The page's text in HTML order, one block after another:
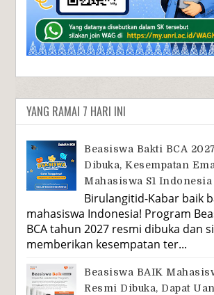
YANG RAMAI 7 HARI INI
Beasiswa Bakti BCA
Dibuka, Kesempatan
Mahasiswa S1 Indonesia
Birulangitid-Kabar baik
mahasiswa Indonesia! Program
BCA tahun 2027 resmi dibuka dan
memberikan kesempatan ter...
Beasiswa BAIK
Resmi Dibuka, Dapat